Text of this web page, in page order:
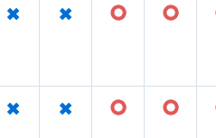
× × ○ ○
× × ○ ○